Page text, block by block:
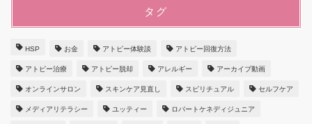
タグ
HSP お金 アトピー体験談 アトピー回復方法
アトピー治療 アトピー脱却 アレルギー アーカイブ動画
オンラインサロン スキンケア見直し スピリチュアル セルフケア
メディアリテラシー ユッティー ロバートケネディジュニア